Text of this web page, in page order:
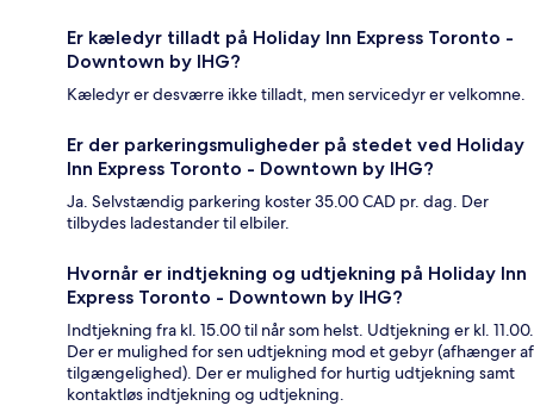
Er kæledyr tilladt på Holiday Inn Express Toronto -
Downtown by IHG?
Kæledyr er desværre ikke tilladt, men servicedyr er velkomne.
Er der parkeringsmuligheder på stedet ved Holiday
Inn Express Toronto - Downtown by IHG?
Ja. Selvstændig parkering koster 35.00 CAD pr. dag. Der
tilbydes ladestander til elbiler.
Hvornår er indtjekning og udtjekning på Holiday Inn
Express Toronto - Downtown by IHG?
Indtjekning fra kl. 15.00 til når som helst. Udtjekning er kl. 11.00.
Der er mulighed for sen udtjekning mod et gebyr (afhænger af
tilgængelighed). Der er mulighed for hurtig udtjekning samt
kontaktløs indtjekning og udtjekning.